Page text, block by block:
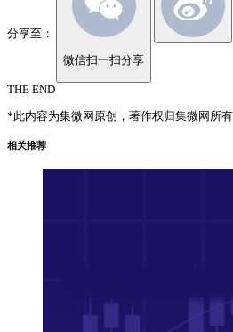
分享至：
微信扫一扫分享
THE END
*此内容为集微网原创，著作权归集微网所
相关推荐